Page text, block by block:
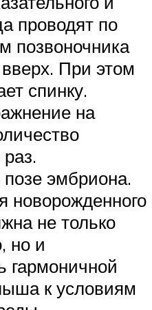
проводят по
позвоночника
При этом
спинку.
на
эмбриона.
новорожденного
не только
но и
гармоничной
к условиям